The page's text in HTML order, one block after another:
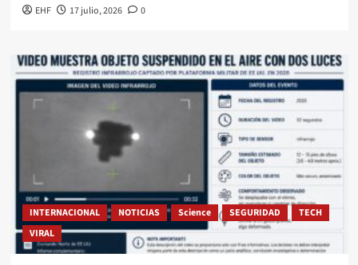
EHF 17 julio, 2026 0
INTERNACIONAL NOTICIAS Science SEGURIDAD
TECH
VIRAL